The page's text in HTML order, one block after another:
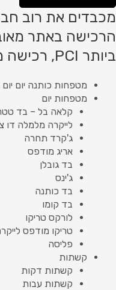
מכבדים את רוב
הרכישה באתר
ביותר PCI, רכישה מוצפנת!
מטפחות כותנה יום
מטפחות יום
קלאה בל – בד
לייקרה מלמלה דו
ג'קרד תחרה
אריג מודפס
בד גובלן
ג'ינס
בד כותנה
בד קומו
לורקס טריקו
טריקו מודפס
פליסה
קשתות
קשתות דקות
קשתות עבות